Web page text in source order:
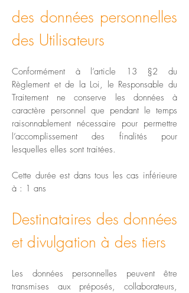
des données personnelles
des Utilisateurs
Conformément à l’article 13 §2 du
Règlement et de la Loi, le Responsable du
Traitement ne conserve les données à
caractère personnel que pendant le temps
raisonnablement nécessaire pour permettre
l’accomplissement des finalités pour
lesquelles elles sont traitées.
Cette durée est dans tous les cas inférieure
à : 1 ans
Destinataires des données
et divulgation à des tiers
Les données personnelles peuvent être
transmises aux préposés, collaborateurs,